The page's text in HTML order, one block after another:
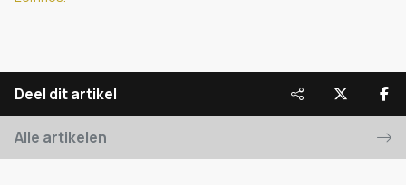
Deel dit artikel
Alle artikelen